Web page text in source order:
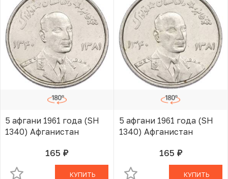
5 афгани 1961 года (SH
1340) Афганистан
165 руб.В КОРЗИНЕ
КУПИТЬ
5 афгани 1961 года (SH
1340) Афганистан
165 руб.В КОРЗИНЕ
КУПИТЬ